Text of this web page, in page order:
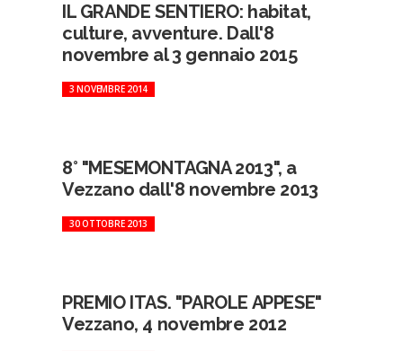
IL GRANDE SENTIERO: habitat,
culture, avventure. Dall'8
novembre al 3 gennaio 2015
3 NOVEMBRE 2014
8° "MESEMONTAGNA 2013", a
Vezzano dall'8 novembre 2013
30 OTTOBRE 2013
PREMIO ITAS. "PAROLE APPESE"
Vezzano, 4 novembre 2012